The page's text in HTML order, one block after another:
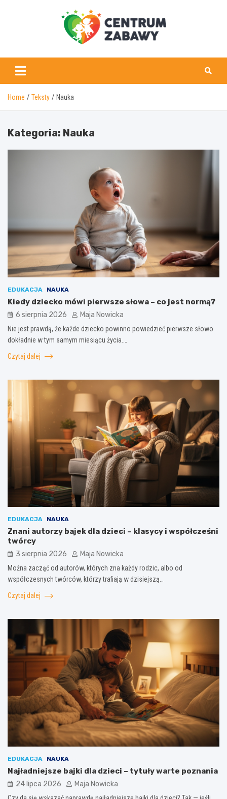
centrumzabawy.pl
Home Teksty Nauka
Kategoria: Nauka
EDUKACJA NAUKA
Kiedy dziecko mówi pierwsze słowa – co jest normą?
6 sierpnia 2026 Maja Nowicka
Nie jest prawdą, że każde dziecko powinno powiedzieć pierwsze słowo
dokładnie w tym samym miesiącu życia.…
Czytaj dalej
EDUKACJA NAUKA
Znani autorzy bajek dla dzieci – klasycy i współcześni
twórcy
3 sierpnia 2026 Maja Nowicka
Można zacząć od autorów, których zna każdy rodzic, albo od
współczesnych twórców, którzy trafiają w dzisiejszą…
Czytaj dalej
EDUKACJA NAUKA
Najładniejsze bajki dla dzieci – tytuły warte poznania
24 lipca 2026 Maja Nowicka